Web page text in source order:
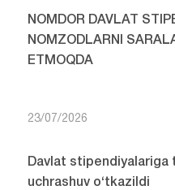
NOMDOR DAVLAT
NOMZODLARNI
ETMOQDA
23/07/2026
Davlat stipendiyalariga
uchrashuv o‘tkazildi